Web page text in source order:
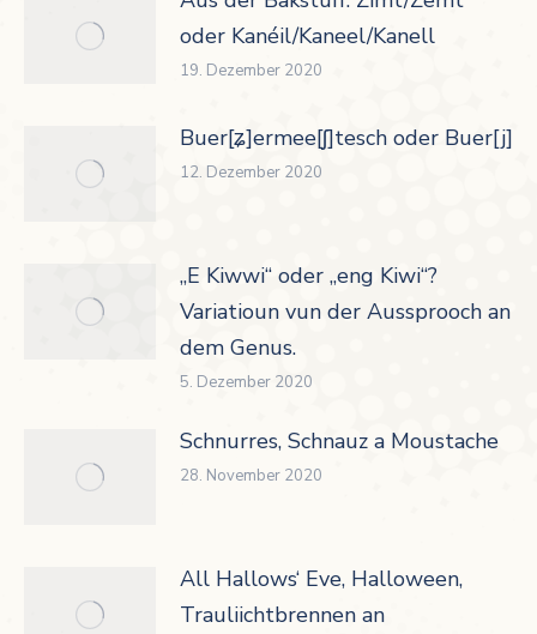
oder Kanéil/Kaneel/Kanell
19. Dezember 2020
Buer[ʑ]ermee[ʃ]tesch oder
12. Dezember 2020
„E Kiwwi“ oder „eng Kiwi“?
Variatioun vun der Aussprooch an
dem Genus.
5. Dezember 2020
Schnurres, Schnauz a Moustache
28. November 2020
All Hallows‘ Eve, Halloween,
Trauliichtbrennen an